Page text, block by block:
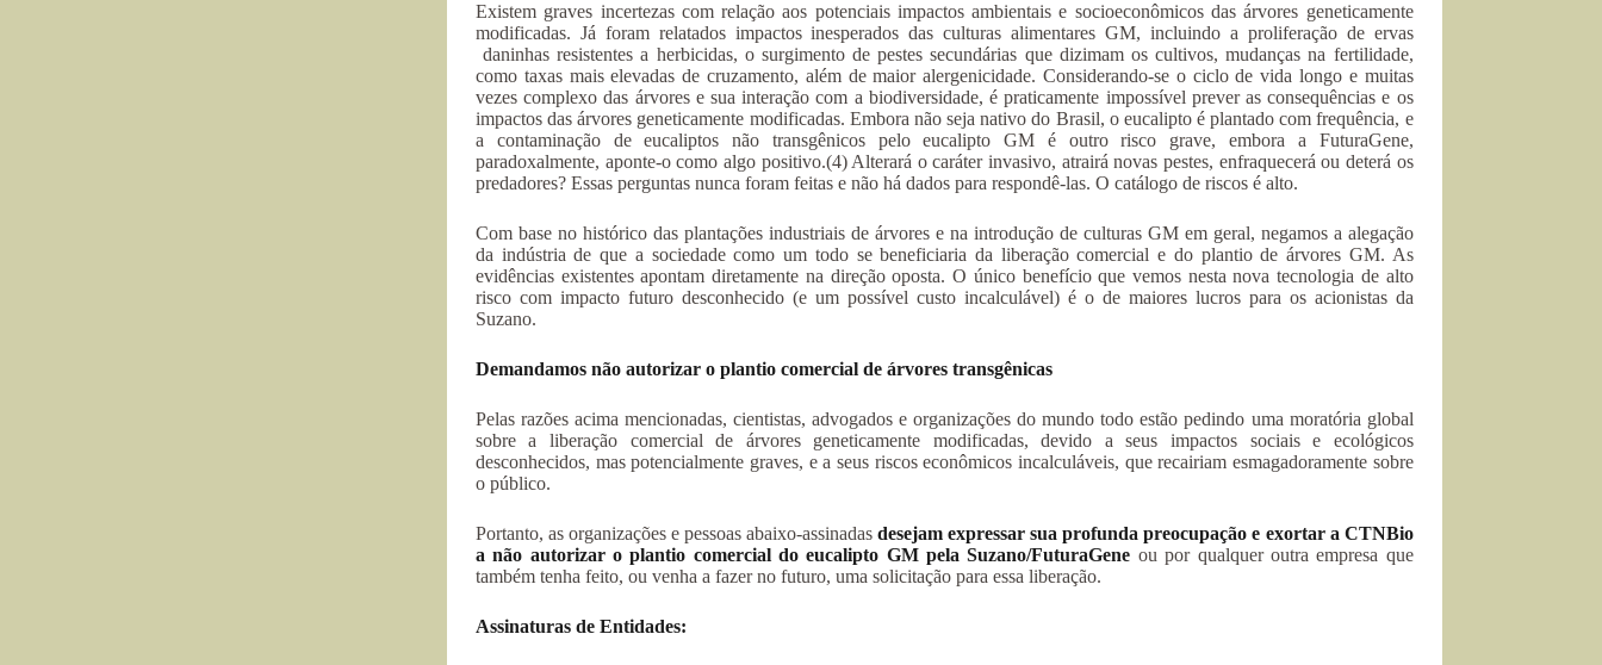
Existem graves incertezas com relação aos potenciais impactos ambientais e socioeconômicos das árvores geneticamente
modificadas. Já foram relatados impactos inesperados das culturas alimentares GM, incluindo a proliferação de ervas
daninhas resistentes a herbicidas, o surgimento de pestes secundárias que dizimam os cultivos, mudanças na fertilidade,
como taxas mais elevadas de cruzamento, além de maior alergenicidade. Considerando-se o ciclo de vida longo e muitas
vezes complexo das árvores e sua interação com a biodiversidade, é praticamente impossível prever as consequências e os
impactos das árvores geneticamente modificadas. Embora não seja nativo do Brasil, o eucalipto é plantado com frequência, e
a contaminação de eucaliptos não transgênicos pelo eucalipto GM é outro risco grave, embora a FuturaGene,
paradoxalmente, aponte-o como algo positivo.(4) Alterará o caráter invasivo, atrairá novas pestes, enfraquecerá ou deterá os
predadores? Essas perguntas nunca foram feitas e não há dados para respondê-las. O catálogo de riscos é alto.
Com base no histórico das plantações industriais de árvores e na introdução de culturas GM em geral, negamos a alegação
da indústria de que a sociedade como um todo se beneficiaria da liberação comercial e do plantio de árvores GM. As
evidências existentes apontam diretamente na direção oposta. O único benefício que vemos nesta nova tecnologia de alto
risco com impacto futuro desconhecido (e um possível custo incalculável) é o de maiores lucros para os acionistas da
Suzano.
Demandamos não autorizar o plantio comercial de árvores transgênicas
Pelas razões acima mencionadas, cientistas, advogados e organizações do mundo todo estão pedindo uma moratória global
sobre a liberação comercial de árvores geneticamente modificadas, devido a seus impactos sociais e ecológicos
desconhecidos, mas potencialmente graves, e a seus riscos econômicos incalculáveis, que recairiam esmagadoramente sobre
o público.
Portanto, as organizações e pessoas abaixo-assinadasdesejam expressar sua profunda preocupação e exortar a CTNBio
a não autorizar o plantio comercial do eucalipto GM pela Suzano/FuturaGene ou por qualquer outra empresa que
também tenha feito, ou venha a fazer no futuro, uma solicitação para essa liberação.
Assinaturas de Entidades: